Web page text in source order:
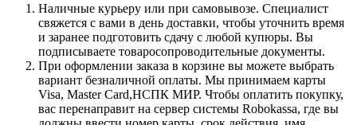
Наличные курьеру или при самовывозе. Специалист
свяжется с вами в день доставки, чтобы уточнить время
и заранее подготовить сдачу с любой купюры. Вы
подписываете товаросопроводительные документы.
При оформлении заказа в корзине вы можете выбрать
вариант безналичной оплаты. Мы принимаем карты
Visa, Master Card,НСПК МИР. Чтобы оплатить покупку,
вас перенаправит на сервер системы Robokassa, где вы